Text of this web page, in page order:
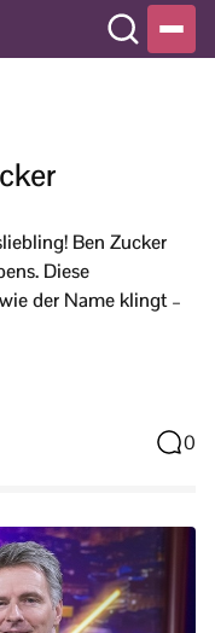
Ben Zucker
Diese
der Name klingt –
0